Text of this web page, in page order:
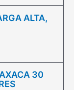
ALTA,
30